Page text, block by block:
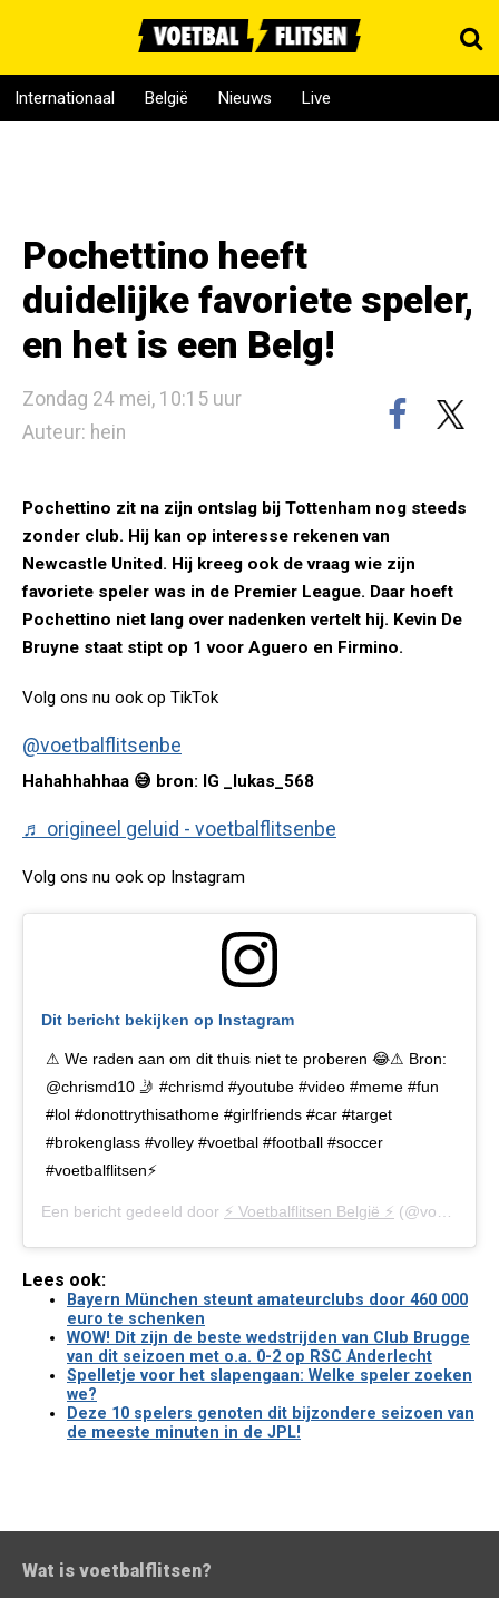
Internationaal België Nieuws Live
Pochettino heeft
duidelijke favoriete speler,
en het is een Belg!
Zondag 24 mei, 10:15 uur
Auteur: hein
Pochettino zit na zijn ontslag bij Tottenham nog steeds
zonder club. Hij kan op interesse rekenen van
Newcastle United. Hij kreeg ook de vraag wie zijn
favoriete speler was in de Premier League. Daar hoeft
Pochettino niet lang over nadenken vertelt hij. Kevin De
Bruyne staat stipt op 1 voor Aguero en Firmino.
Volg ons nu ook op TikTok
@voetbalflitsenbe
Hahahhahhaa 😅 bron: IG _lukas_568
♬ origineel geluid - voetbalflitsenbe
Volg ons nu ook op Instagram
Dit bericht bekijken op Instagram
⚠ We raden aan om dit thuis niet te proberen 😂⚠ Bron:
@chrismd10 🤳 #chrismd #youtube #video #meme #fun
#lol #donottrythisathome #girlfriends #car #target
#brokenglass #volley #voetbal #football #soccer
#voetbalflitsen⚡
Een bericht gedeeld door ⚡️ Voetbalflitsen België ⚡️ (@voetbalflitsen.be) op
Lees ook:
Bayern München steunt amateurclubs door 460 000
euro te schenken
WOW! Dit zijn de beste wedstrijden van Club Brugge
van dit seizoen met o.a. 0-2 op RSC Anderlecht
Spelletje voor het slapengaan: Welke speler zoeken
we?
Deze 10 spelers genoten dit bijzondere seizoen van
de meeste minuten in de JPL!
Wat is voetbalflitsen?